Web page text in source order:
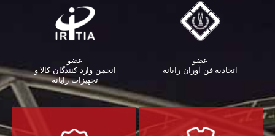
عضو
اتحادیه فن آوران رایانه
عضو
انجمن وارد کنندگان کالا و
تجهیزات رایانه‌